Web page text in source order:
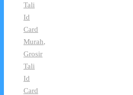
Tali
Id
Card
Murah,
Grosir
Tali
Id
Card